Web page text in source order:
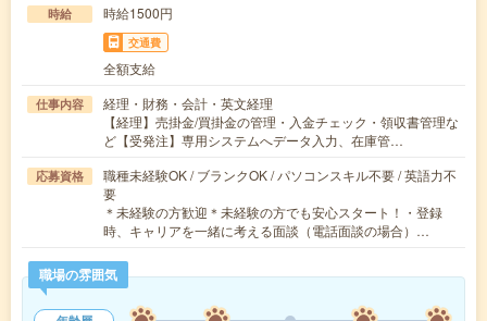
時給 時給1500円
交通費
全額支給
仕事内容
経理・財務・会計・英文経理
【経理】売掛金/買掛金の管理・入金チェック・領収書管理な
ど【受発注】専用システムへデータ入力、在庫管…
応募資格
職種未経験OK / ブランクOK / パソコンスキル不要 / 英語力不
要
＊未経験の方歓迎＊未経験の方でも安心スタート！・登録
時、キャリアを一緒に考える面談（電話面談の場合）…
職場の雰囲気